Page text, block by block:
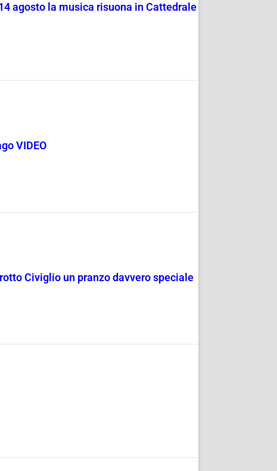
agosto la musica risuona in Cattedrale
VIDEO
Civiglio un pranzo davvero speciale